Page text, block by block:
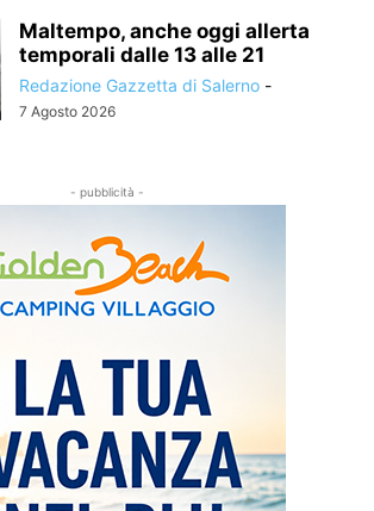
Maltempo, anche oggi allerta
temporali dalle 13 alle 21
Redazione Gazzetta di Salerno -
7 Agosto 2026
- pubblicità -